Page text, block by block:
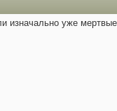
уже